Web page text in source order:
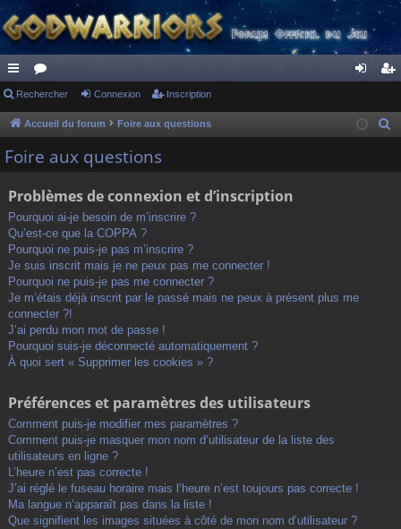
ac
co
ur
s
or
u ne cri
Rechercher Connexion Inscription
Accueil du forum Foire aux questions
Foire aux questions
Problèmes de connexion et d’inscription
Pourquoi ai-je besoin de m’inscrire ?
Qu’est-ce que la COPPA ?
Pourquoi ne puis-je pas m’inscrire ?
Je suis inscrit mais je ne peux pas me connecter !
Pourquoi ne puis-je pas me connecter ?
Je m’étais déjà inscrit par le passé mais ne peux à présent plus me
connecter ?!
J’ai perdu mon mot de passe !
Pourquoi suis-je déconnecté automatiquement ?
À quoi sert « Supprimer les cookies » ?
Préférences et paramètres des utilisateurs
Comment puis-je modifier mes paramètres ?
Comment puis-je masquer mon nom d’utilisateur de la liste des
utilisateurs en ligne ?
L’heure n’est pas correcte !
J’ai réglé le fuseau horaire mais l’heure n’est toujours pas correcte !
Ma langue n’apparaît pas dans la liste !
Que signifient les images situées à côté de mon nom d’utilisateur ?